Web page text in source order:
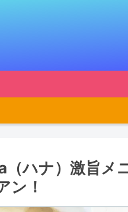
ハナ）激旨メ
ン！